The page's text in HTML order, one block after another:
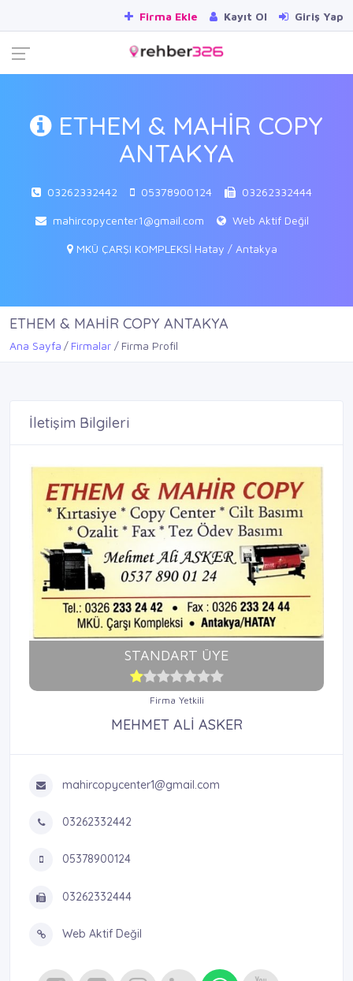
Firma Ekle Kayıt Ol Giriş Yap
ETHEM & MAHİR COPY
ANTAKYA
03262332442 05378900124 03262332444
mahircopycenter1@gmail.com Web Aktif Değil
MKÜ ÇARŞI KOMPLEKSİ Hatay / Antakya
ETHEM & MAHİR COPY ANTAKYA
Ana Sayfa Firmalar Firma Profil
İletişim Bilgileri
STANDART ÜYE
Firma Yetkili
MEHMET ALİ ASKER
mahircopycenter1@gmail.com
03262332442
05378900124
03262332444
Web Aktif Değil